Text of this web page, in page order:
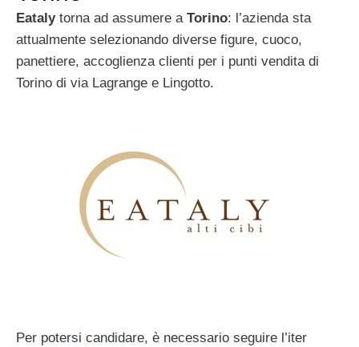
Eatalytorna ad assumere a Torino: l’azienda sta
attualmente selezionando diverse figure, cuoco,
panettiere, accoglienza clienti per i punti vendita di
Torino di via Lagrange e Lingotto.
Per potersi candidare, è necessario seguire l’iter